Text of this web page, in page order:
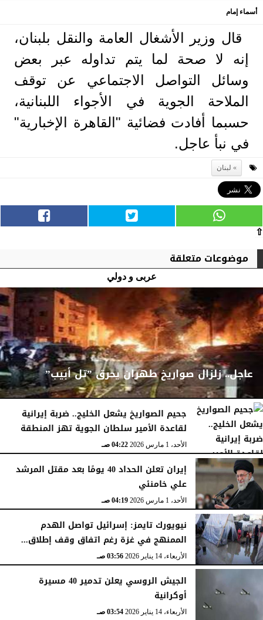
أسماء إمام
قال وزير الأشغال العامة والنقل بلبنان،
إنه ‏لا صحة لما يتم تداوله عبر بعض
وسائل التواصل الاجتماعي عن توقف
الملاحة الجوية في الأجواء اللبنانية،
حسبما أفادت فضائية "القاهرة الإخبارية"
في نبأ عاجل.
لبنان
⇧
موضوعات متعلقة
عربى و دولي
عاجل.. زلزال صواريخ طهران يحرق ”تل أبيب”
الأحد، 1 مارس 2026
جحيم الصواريخ يشعل الخليج.. ضربة إيرانية
لقاعدة الأمير سلطان الجوية تهز المنطقة
الأحد، 1 مارس 2026 04:22 صـ
إيران تعلن الحداد 40 يومًا بعد مقتل المرشد
علي خامنئي
الأحد، 1 مارس 2026 04:19 صـ
نيويورك تايمز: إسرائيل تواصل الهدم
الممنهج في غزة رغم اتفاق وقف إطلاق...
الأربعاء، 14 يناير 2026 03:56 صـ
الجيش الروسي يعلن تدمير 40 مسيرة
أوكرانية
الأربعاء، 14 يناير 2026 03:54 صـ